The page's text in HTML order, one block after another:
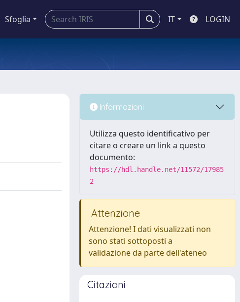
Sfoglia IT LOGIN
Informazioni
Utilizza questo identificativo per
citare o creare un link a questo
documento:
https://hdl.handle.net/11572/17985
2
Attenzione
Attenzione! I dati visualizzati non
sono stati sottoposti a
validazione da parte dell'ateneo
Citazioni